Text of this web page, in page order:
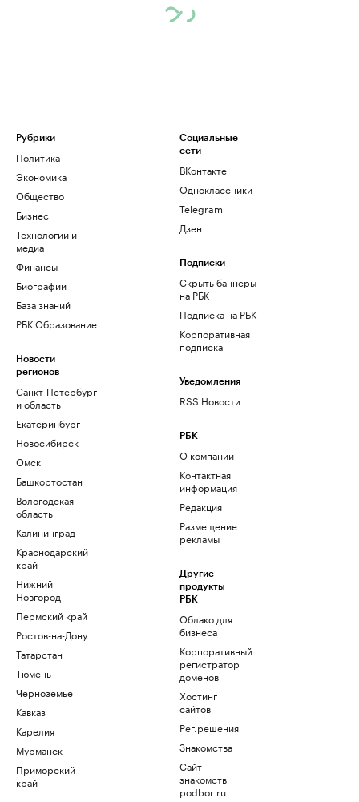
Рубрики
Политика
Экономика
Общество
Бизнес
Технологии и
медиа
Финансы
Биографии
База знаний
РБК Образование
Новости
регионов
Санкт-Петербург
и область
Екатеринбург
Новосибирск
Омск
Башкортостан
Вологодская
область
Калининград
Краснодарский
край
Нижний
Новгород
Пермский край
Ростов-на-Дону
Татарстан
Тюмень
Черноземье
Кавказ
Карелия
Мурманск
Приморский
край
Социальные
сети
ВКонтакте
Одноклассники
Telegram
Дзен
Подписки
Скрыть баннеры
на РБК
Подписка на РБК
Корпоративная
подписка
Уведомления
RSS Новости
РБК
О компании
Контактная
информация
Редакция
Размещение
рекламы
Другие
продукты
РБК
Облако для
бизнеса
Корпоративный
регистратор
доменов
Хостинг
сайтов
Рег.решения
Знакомства
Сайт
знакомств
podbor.ru